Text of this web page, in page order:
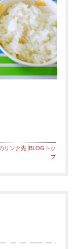
リンク先 BLOGトッ
プ